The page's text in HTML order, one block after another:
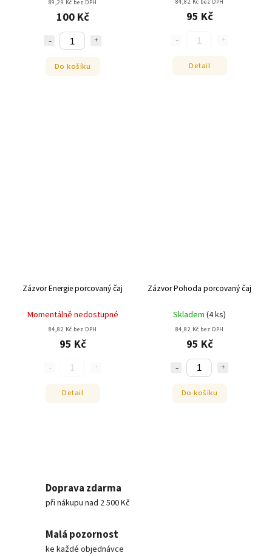
89,29 Kč bez DPH
100 Kč
Do košíku
84,82 Kč bez DPH
95 Kč
Detail
Zázvor Energie porcovaný čaj
Momentálně nedostupné
84,82 Kč bez DPH
95 Kč
Detail
Zázvor Pohoda porcovaný čaj
Skladem (4 ks)
84,82 Kč bez DPH
95 Kč
Do košíku
Doprava zdarma
při nákupu nad 2 500 Kč
Malá pozornost
ke každé objednávce